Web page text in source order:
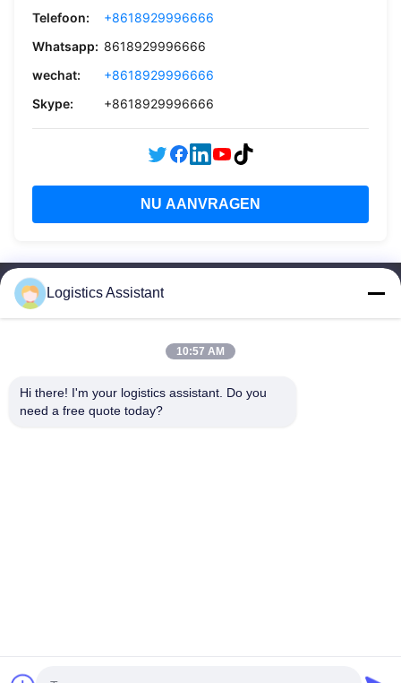
Telefoon:
+8618929996666
Whatsapp: 8618929996666
wechat:
+8618929996666
Skype:
+8618929996666
NU AANVRAGEN
© 2026 SHANGHAI TOP WAY INTERNATIONAL TRANSPORT CO.,LTD. All
Logistics Assistant
10:57 AM
Hi there! I'm your logistics assistant. Do you
need a free quote today?